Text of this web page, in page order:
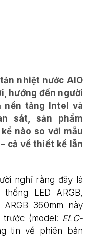
nhiệt nước AIO
hướng đến người
nền tảng Intel và
sát, sản phẩm
nào so với mẫu
cả về thiết kế lẫn
nghĩ rằng đây là
LED ARGB,
360mm này
(model: ELC-
tin về phiên bản